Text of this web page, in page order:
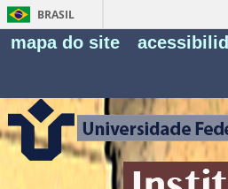
BRASIL
mapa do site